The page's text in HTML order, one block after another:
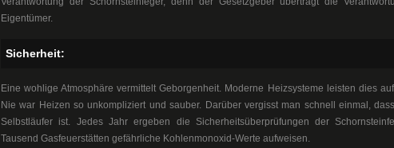
Eigentümer.
Sicherheit:
Eine wohlige Atmosphäre vermittelt Geborgenheit. Moderne Heizsysteme leisten dies
Nie war Heizen so unkompliziert und sauber. Darüber vergisst man schnell einmal,
Selbstläufer ist. Jedes Jahr ergeben die Sicherheitsüberprüfungen der
Tausend Gasfeuerstätten gefährliche Kohlenmonoxid-Werte aufweisen.